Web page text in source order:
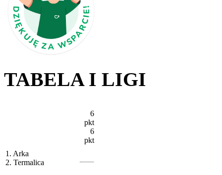
TABELA I LIGI
1. Arka
2. Termalica
6
pkt
6
pkt